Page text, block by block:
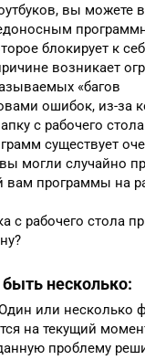
вы можете
блокирует к
возникает
«багов
ошибок, из-за
с рабочего
существует
могли случайно
вам программы на
с рабочего стола
несколько:
или несколько
на текущий
проблему